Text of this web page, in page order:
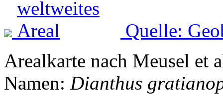
Quelle:
Arealkarte nach Meusel et
Namen: Dianthus